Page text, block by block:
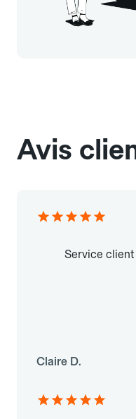
Avis
Service client
Claire D.